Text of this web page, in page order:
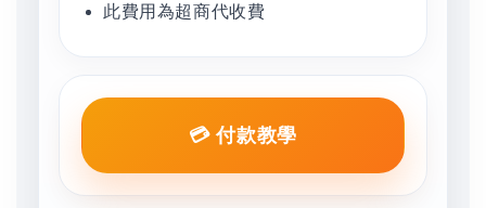
此費用為超商代收費
💳 付款教學